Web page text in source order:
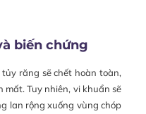
biến chứng
răng sẽ chết hoàn toàn,
mất. Tuy nhiên, vi khuẩn sẽ
lan rộng xuống vùng chóp